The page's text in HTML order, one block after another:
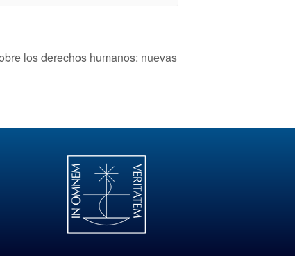
los derechos humanos: nuevas